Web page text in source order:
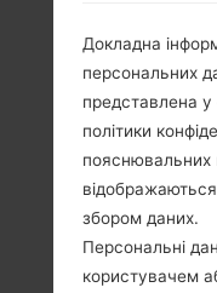
Докладна
персональних
представлена у
політики
пояснювальних
збором даних.
Персональні
користувачем